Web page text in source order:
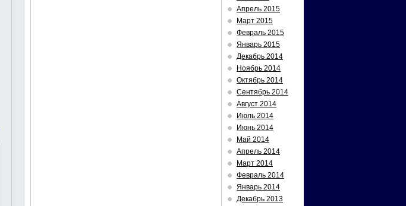
Апрель 2015
Март 2015
Февраль 2015
Январь 2015
Декабрь 2014
Ноябрь 2014
Октябрь 2014
Сентябрь 2014
Август 2014
Июль 2014
Июнь 2014
Май 2014
Апрель 2014
Март 2014
Февраль 2014
Январь 2014
Декабрь 2013